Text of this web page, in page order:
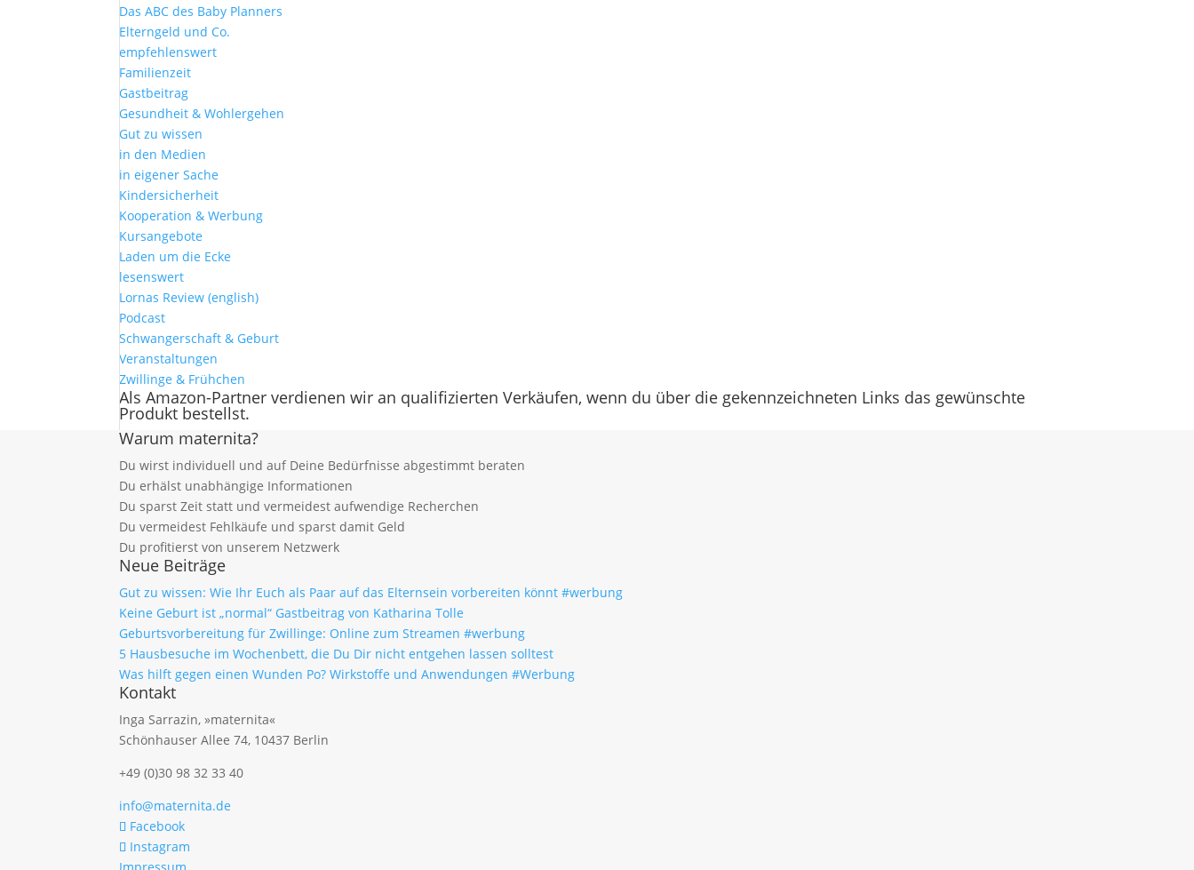
Das ABC des Baby Planners
Elterngeld und Co.
empfehlenswert
Familienzeit
Gastbeitrag
Gesundheit & Wohlergehen
Gut zu wissen
in den Medien
in eigener Sache
Kindersicherheit
Kooperation & Werbung
Kursangebote
Laden um die Ecke
lesenswert
Lornas Review (english)
Podcast
Schwangerschaft & Geburt
Veranstaltungen
Zwillinge & Frühchen
Als Amazon-Partner verdienen wir an qualifizierten Verkäufen, wenn du über die gekennzeichneten Links das gewünschte
Produkt bestellst.
Warum maternita?
Du wirst individuell und auf Deine Bedürfnisse abgestimmt beraten
Du erhälst unabhängige Informationen
Du sparst Zeit statt und vermeidest aufwendige Recherchen
Du vermeidest Fehlkäufe und sparst damit Geld
Du profitierst von unserem Netzwerk
Neue Beiträge
Gut zu wissen: Wie Ihr Euch als Paar auf das Elternsein vorbereiten könnt #werbung
Keine Geburt ist „normal“ Gastbeitrag von Katharina Tolle
Geburtsvorbereitung für Zwillinge: Online zum Streamen #werbung
5 Hausbesuche im Wochenbett, die Du Dir nicht entgehen lassen solltest
Was hilft gegen einen Wunden Po? Wirkstoffe und Anwendungen #Werbung
Kontakt
Inga Sarrazin, »maternita«
Schönhauser Allee 74, 10437 Berlin
+49 (0)30 98 32 33 40
info@maternita.de
Facebook
Instagram